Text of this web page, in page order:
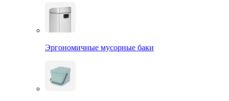
Эргономичные мусорные баки